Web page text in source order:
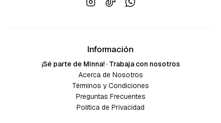
Información
¡Sé parte de Minna! · Trabaja con nosotros
Acerca de Nosotros
Términos y Condiciones
Preguntas Frecuentes
Política de Privacidad